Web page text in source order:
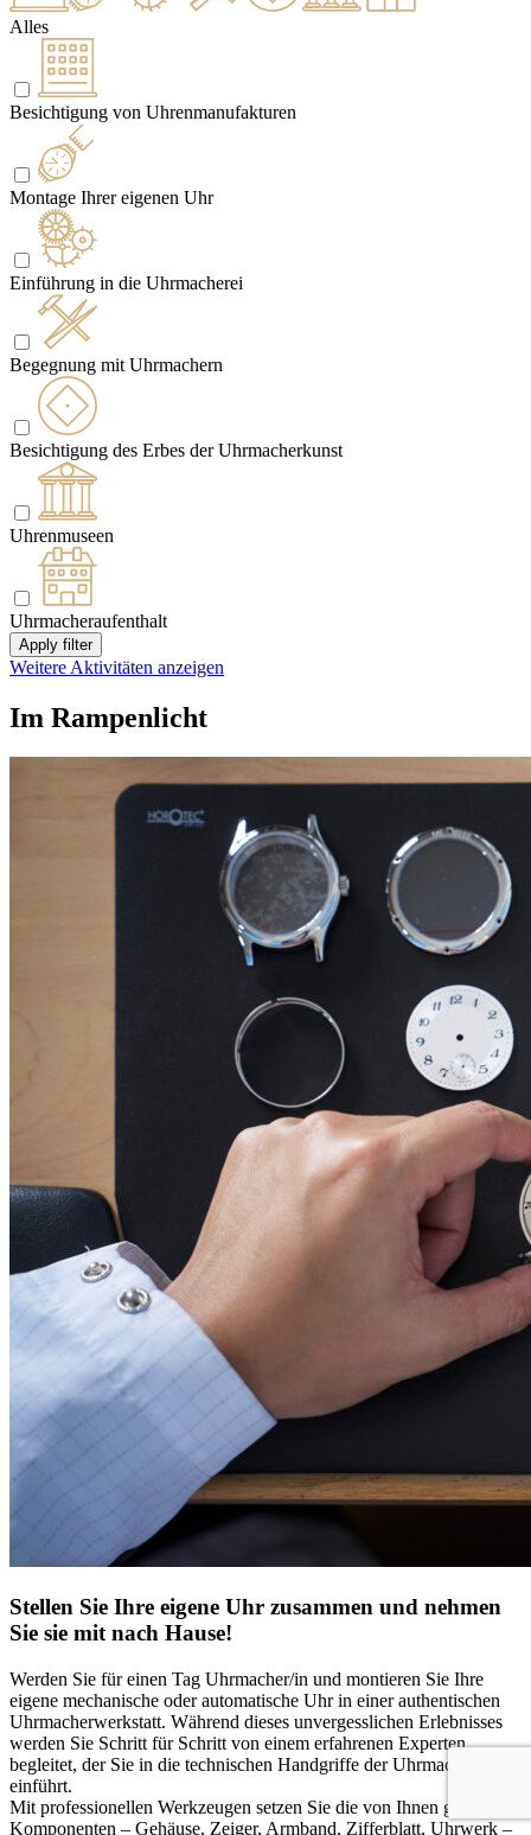
Alles
Besichtigung von Uhrenmanufakturen
Montage Ihrer eigenen Uhr
Einführung in die Uhrmacherei
Begegnung mit Uhrmachern
Besichtigung des Erbes der Uhrmacherkunst
Uhrenmuseen
Uhrmacheraufenthalt
Apply filter
Weitere Aktivitäten anzeigen
Im Rampenlicht
Stellen Sie Ihre eigene Uhr zusammen und nehmen
Sie sie mit nach Hause!
Werden Sie für einen Tag Uhrmacher/in und montieren Sie Ihre
eigene mechanische oder automatische Uhr in einer authentischen
Uhrmacherwerkstatt. Während dieses unvergesslichen Erlebnisses
werden Sie Schritt für Schritt von einem erfahrenen Experten
begleitet, der Sie in die technischen Handgriffe der Uhrmacherkunst
einführt.
Mit professionellen Werkzeugen setzen Sie die von Ihnen gewählten
Komponenten – Gehäuse, Zeiger, Armband, Zifferblatt, Uhrwerk –